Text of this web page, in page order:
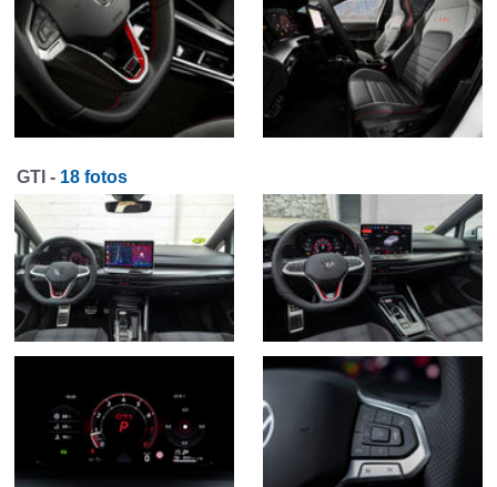
GTI - 18 fotos